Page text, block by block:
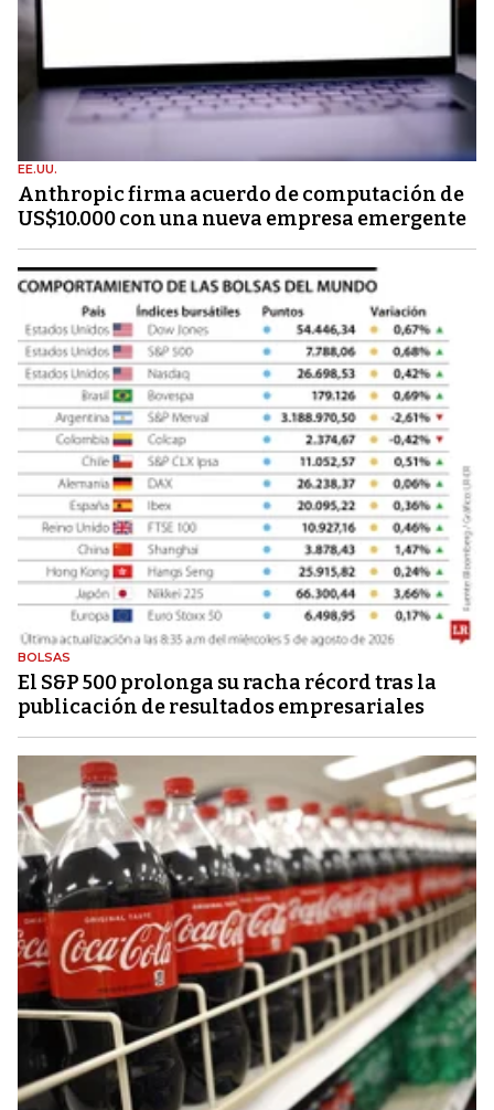
EE.UU.
Anthropic firma acuerdo de computación de
US$10.000 con una nueva empresa emergente
BOLSAS
El S&P 500 prolonga su racha récord tras la
publicación de resultados empresariales